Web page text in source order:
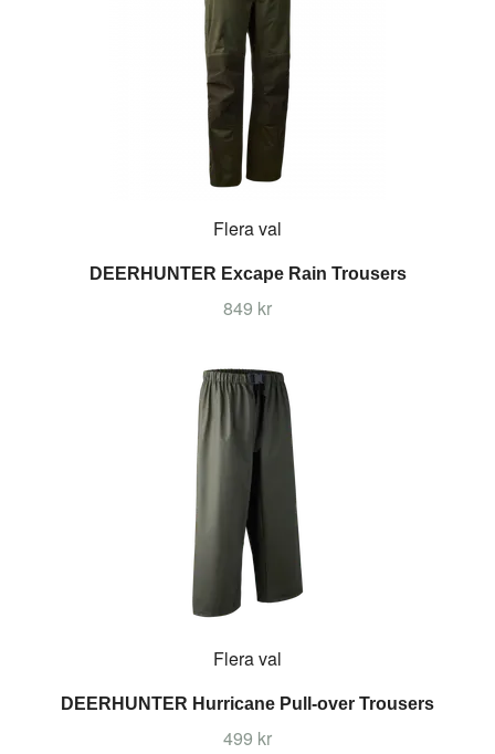
Flera val
DEERHUNTER Excape Rain Trousers
849 kr
Flera val
DEERHUNTER Hurricane Pull-over Trousers
499 kr